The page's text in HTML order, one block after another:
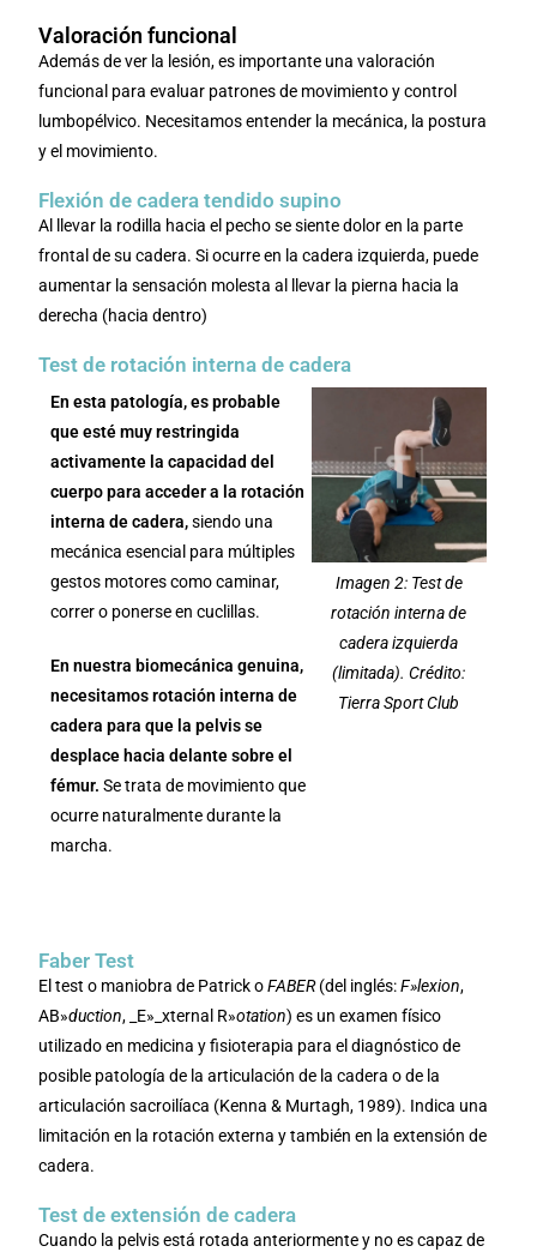
Valoración funcional
Además de ver la lesión, es importante una valoración
funcional para evaluar patrones de movimiento y control
lumbopélvico. Necesitamos entender la mecánica, la postura
y el movimiento.
Flexión de cadera tendido supino
Al llevar la rodilla hacia el pecho se siente dolor en la parte
frontal de su cadera. Si ocurre en la cadera izquierda, puede
aumentar la sensación molesta al llevar la pierna hacia la
derecha (hacia dentro)
Test de rotación interna de cadera
En esta patología, es probable
que esté muy restringida
activamente la capacidad del
cuerpo para acceder a la rotación
interna de cadera,siendo una
mecánica esencial para múltiples
gestos motores como caminar,
correr o ponerse en cuclillas.
En nuestra biomecánica genuina,
necesitamos rotación interna de
cadera para que la pelvis se
desplace hacia delante sobre el
fémur.Se trata de movimiento que
ocurre naturalmente durante la
marcha.
Imagen 2: Test de
rotación interna de
cadera izquierda
(limitada). Crédito:
Tierra Sport Club
Faber Test
El test o maniobra de Patrick oFABER(del inglés:F»lexion,
AB»duction, _E»_xternal R»otation) es un examen físico
utilizado en medicina y fisioterapia para el diagnóstico de
posible patología de la articulación de la cadera o de la
articulación sacroilíaca (Kenna & Murtagh, 1989). Indica una
limitación en la rotación externa y también en la extensión de
cadera.
Test de extensión de cadera
Cuando la pelvis está rotada anteriormente y no es capaz de